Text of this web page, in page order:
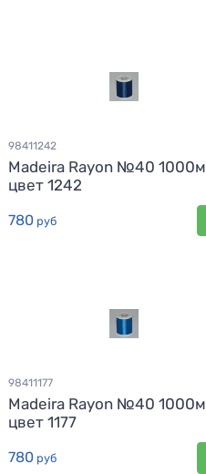
98411242
Madeira Rayon №40 1000м
цвет 1242
780руб
98411177
Madeira Rayon №40 1000м
цвет 1177
780руб